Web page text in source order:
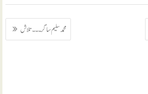
محمد سلیم ساگر ۔۔۔ تلاش